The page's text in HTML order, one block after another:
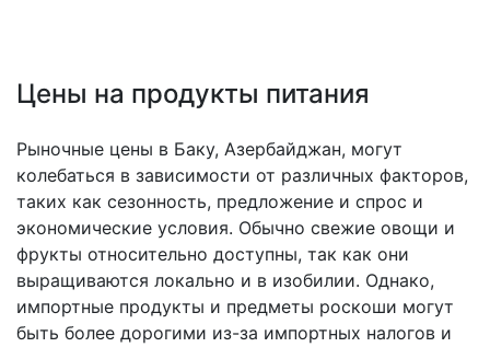
Цены на продукты питания
Рыночные цены в Баку, Азербайджан, могут
колебаться в зависимости от различных факторов,
таких как сезонность, предложение и спрос и
экономические условия. Обычно свежие овощи и
фрукты относительно доступны, так как они
выращиваются локально и в изобилии. Однако,
импортные продукты и предметы роскоши могут
быть более дорогими из-за импортных налогов и